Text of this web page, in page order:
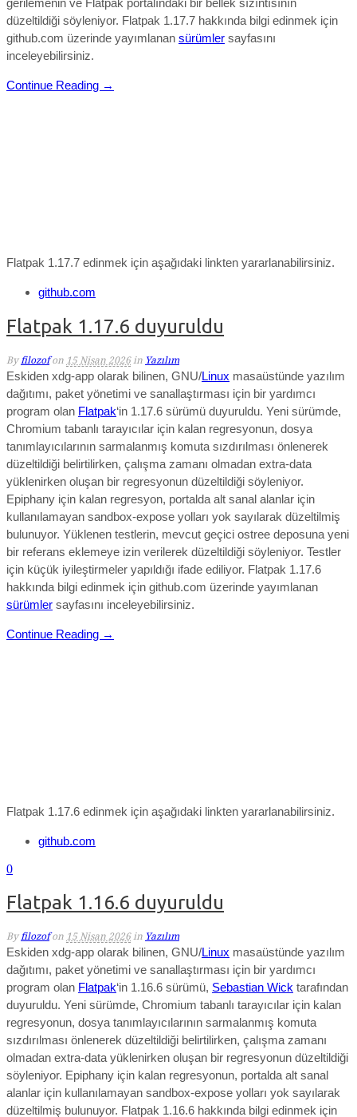
düzeltildiği söyleniyor. Flatpak 1.17.7 hakkında bilgi edinmek için
github.com üzerinde yayımlanan sürümler sayfasını
inceleyebilirsiniz.
Continue Reading →
Flatpak 1.17.7 edinmek için aşağıdaki linkten yararlanabilirsiniz.
github.com
Flatpak 1.17.6 duyuruldu
By filozof on 15 Nisan 2026 in Yazılım
Eskiden xdg-app olarak bilinen, GNU/Linux masaüstünde yazılım
dağıtımı, paket yönetimi ve sanallaştırması için bir yardımcı
program olan Flatpak‘in 1.17.6 sürümü duyuruldu. Yeni sürümde,
Chromium tabanlı tarayıcılar için kalan regresyonun, dosya
tanımlayıcılarının sarmalanmış komuta sızdırılması önlenerek
düzeltildiği belirtilirken, çalışma zamanı olmadan extra-data
yüklenirken oluşan bir regresyonun düzeltildiği söyleniyor.
Epiphany için kalan regresyon, portalda alt sanal alanlar için
kullanılamayan sandbox-expose yolları yok sayılarak düzeltilmiş
bulunuyor. Yüklenen testlerin, mevcut geçici ostree deposuna yeni
bir referans eklemeye izin verilerek düzeltildiği söyleniyor. Testler
için küçük iyileştirmeler yapıldığı ifade ediliyor. Flatpak 1.17.6
hakkında bilgi edinmek için github.com üzerinde yayımlanan
sürümler sayfasını inceleyebilirsiniz.
Continue Reading →
Flatpak 1.17.6 edinmek için aşağıdaki linkten yararlanabilirsiniz.
github.com
0
Flatpak 1.16.6 duyuruldu
By filozof on 15 Nisan 2026 in Yazılım
Eskiden xdg-app olarak bilinen, GNU/Linux masaüstünde yazılım
dağıtımı, paket yönetimi ve sanallaştırması için bir yardımcı
program olan Flatpak‘in 1.16.6 sürümü, Sebastian Wick tarafından
duyuruldu. Yeni sürümde, Chromium tabanlı tarayıcılar için kalan
regresyonun, dosya tanımlayıcılarının sarmalanmış komuta
sızdırılması önlenerek düzeltildiği belirtilirken, çalışma zamanı
olmadan extra-data yüklenirken oluşan bir regresyonun düzeltildiği
söyleniyor. Epiphany için kalan regresyonun, portalda alt sanal
alanlar için kullanılamayan sandbox-expose yolları yok sayılarak
düzeltilmiş bulunuyor. Flatpak 1.16.6 hakkında bilgi edinmek için